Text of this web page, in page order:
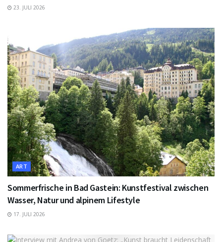
23. JULI 2026
ART
Sommerfrische in Bad Gastein: Kunstfestival zwischen
Wasser, Natur und alpinem Lifestyle
17. JULI 2026